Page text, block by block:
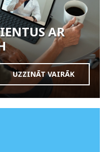
AR
UZZINĀT VAIRĀK